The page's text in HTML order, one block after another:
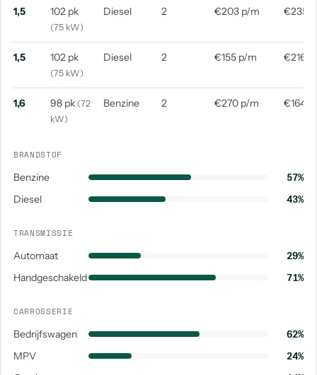
1,5 102 pk
(75 kW)
Diesel 2 €203 p/m €235
1,5 102 pk
(75 kW)
Diesel 2 €155 p/m €216
1,6 98 pk (72
kW)
Benzine 2 €270 p/m €164
BRANDSTOF
Benzine
57%
Diesel
43%
TRANSMISSIE
Automaat
29%
Handgeschakeld
71%
CARROSSERIE
Bedrijfswagen
62%
MPV
24%